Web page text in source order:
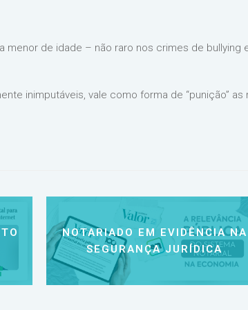
de idade – não raro nos crimes de bullying
inimputáveis, vale como forma de “punição”
NOTARIADO EM EVIDÊNCIA NA
SEGURANÇA JURÍDICA